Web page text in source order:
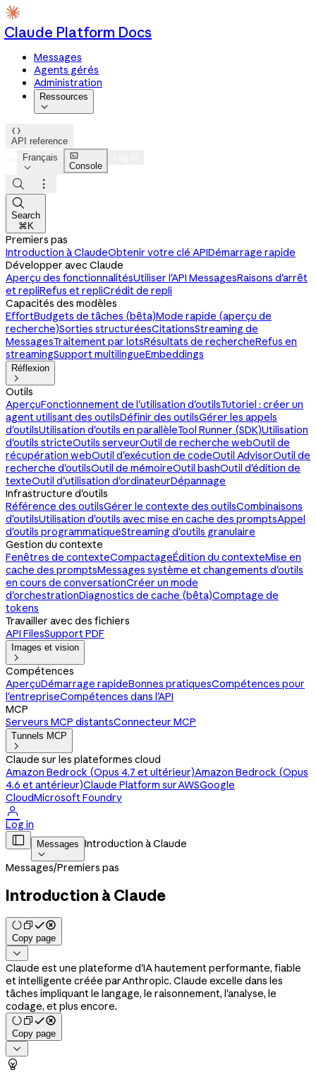
Claude Platform Docs
Messages
Agents gérés
Administration
Ressources


API reference
Français


Console



Search
⌘K
Premiers pas
Introduction à ClaudeObtenir votre clé APIDémarrage rapide
Développer avec Claude
Aperçu des fonctionnalitésUtiliser l'API MessagesRaisons d'arrêt
et repliRefus et repliCrédit de repli
Capacités des modèles
EffortBudgets de tâches (bêta)Mode rapide (aperçu de
recherche)Sorties structuréesCitationsStreaming de
MessagesTraitement par lotsRésultats de rechercheRefus en
streamingSupport multilingueEmbeddings
Réflexion

Outils
AperçuFonctionnement de l'utilisation d'outilsTutoriel : créer un
agent utilisant des outilsDéfinir des outilsGérer les appels
d'outilsUtilisation d'outils en parallèleTool Runner (SDK)Utilisation
d'outils stricteOutils serveurOutil de recherche webOutil de
récupération webOutil d'exécution de codeOutil AdvisorOutil de
recherche d'outilsOutil de mémoireOutil bashOutil d'édition de
texteOutil d'utilisation d'ordinateurDépannage
Infrastructure d'outils
Référence des outilsGérer le contexte des outilsCombinaisons
d'outilsUtilisation d'outils avec mise en cache des promptsAppel
d'outils programmatiqueStreaming d'outils granulaire
Gestion du contexte
Fenêtres de contexteCompactageÉdition du contexteMise en
cache des promptsMessages système et changements d'outils
en cours de conversationCréer un mode
d'orchestrationDiagnostics de cache (bêta)Comptage de
tokens
Travailler avec des fichiers
API FilesSupport PDF
Images et vision

Compétences
AperçuDémarrage rapideBonnes pratiquesCompétences pour
l'entrepriseCompétences dans l'API
MCP
Serveurs MCP distantsConnecteur MCP
Tunnels MCP

Claude sur les plateformes cloud
Amazon Bedrock (Opus 4.7 et ultérieur)Amazon Bedrock (Opus
4.6 et antérieur)Claude Platform sur AWSGoogle
CloudMicrosoft Foundry

Log in
 Messages

Introduction à Claude
Messages/Premiers pas
Introduction à Claude
Copy page

Claude est une plateforme d'IA hautement performante, fiable
et intelligente créée par Anthropic. Claude excelle dans les
tâches impliquant le langage, le raisonnement, l'analyse, le
codage, et plus encore.
Copy page

